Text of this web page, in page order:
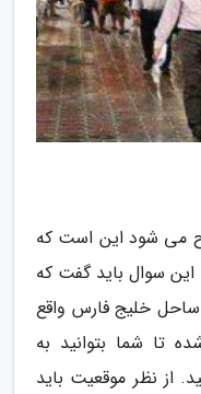
می شود این است که
سوال باید گفت که
ساحل خلیج فارس واقع
شما بتوانید به
از نظر موقعیت باید